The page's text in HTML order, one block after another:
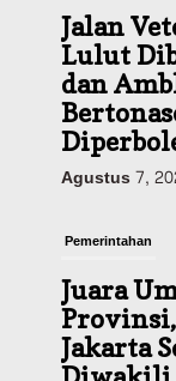
Jalan
Lulut
dan
Agustus 7,
Pemerintahan
Juara
Jakarta